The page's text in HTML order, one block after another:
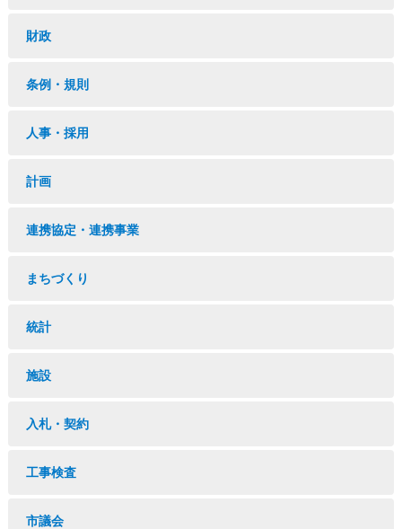
財政
条例・規則
人事・採用
計画
連携協定・連携事業
まちづくり
統計
施設
入札・契約
工事検査
市議会